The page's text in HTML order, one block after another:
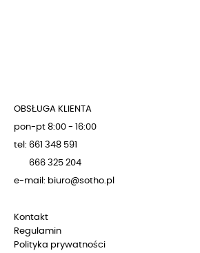
OBSŁUGA KLIENTA
pon-pt 8:00 - 16:00
tel: 661 348 591
666 325 204
e-mail: biuro@sotho.pl
Kontakt
Regulamin
Polityka prywatności